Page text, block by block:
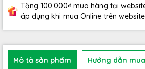
Tặng 100.000₫ mua hàng tại
áp dụng khi mua Online trên website
Mô tả sản phẩm Hướng dẫn